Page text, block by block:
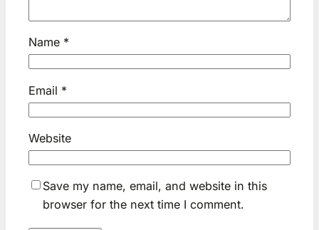
Name *
Email *
Website
Save my name, email, and website in this
browser for the next time I comment.